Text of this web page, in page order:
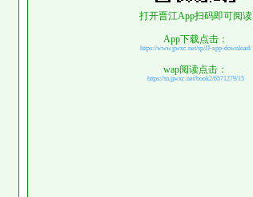
打开晋江App扫码即可阅读
App下载点击：
https://www.jjwxc.net/sp/JJ-app-download/
wap阅读点击：
https://m.jjwxc.net/book2/6571279/15